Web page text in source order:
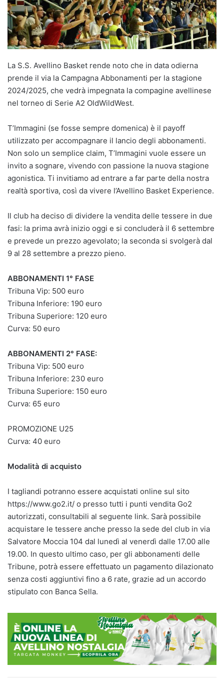
La S.S. Avellino Basket rende noto che in data odierna
prende il via la Campagna Abbonamenti per la stagione
2024/2025, che vedrà impegnata la compagine avellinese
nel torneo di Serie A2 OldWildWest.
T’Immagini (se fosse sempre domenica) è il payoff
utilizzato per accompagnare il lancio degli abbonamenti.
Non solo un semplice claim, T’Immagini vuole essere un
invito a sognare, vivendo con passione la nuova stagione
agonistica. Ti invitiamo ad entrare a far parte della nostra
realtà sportiva, così da vivere l’Avellino Basket Experience.
Il club ha deciso di dividere la vendita delle tessere in due
fasi: la prima avrà inizio oggi e si concluderà il 6 settembre
e prevede un prezzo agevolato; la seconda si svolgerà dal
9 al 28 settembre a prezzo pieno.
ABBONAMENTI 1° FASE
Tribuna Vip: 500 euro
Tribuna Inferiore: 190 euro
Tribuna Superiore: 120 euro
Curva: 50 euro
ABBONAMENTI 2° FASE:
Tribuna Vip: 500 euro
Tribuna Inferiore: 230 euro
Tribuna Superiore: 150 euro
Curva: 65 euro
PROMOZIONE U25
Curva: 40 euro
Modalità di acquisto
I tagliandi potranno essere acquistati online sul sito
https://www.go2.it/ o presso tutti i punti vendita Go2
autorizzati, consultabili al seguente link. Sarà possibile
acquistare le tessere anche presso la sede del club in via
Salvatore Moccia 104 dal lunedì al venerdì dalle 17.00 alle
19.00. In questo ultimo caso, per gli abbonamenti delle
Tribune, potrà essere effettuato un pagamento dilazionato
senza costi aggiuntivi fino a 6 rate, grazie ad un accordo
stipulato con Banca Sella.